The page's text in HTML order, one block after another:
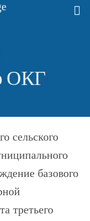
ОКГ
сельского
базового
третьего